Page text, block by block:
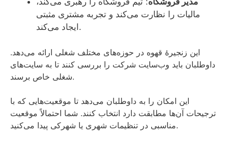
مالیات را نظارت می‌کند و تجربه مشتری مثبتی
ایجاد می‌کند.
این زنجیرهٔ قهوه در حوزه‌های مختلف شغلی ارائه می‌دهد.
داوطلبان باید وب‌سایت شرکت را بررسی کنند تا به سایت‌های
شغلی خاص برسند.
این امکان را به داوطلبان می‌دهد تا موقعیت‌هایی که با
ترجیحات آن‌ها مطابقت دارد انتخاب کنند. شما احتمالاً موقعیت
مناسبی در تنظیمات شهری یا شهرکی پیدا می‌کنید.